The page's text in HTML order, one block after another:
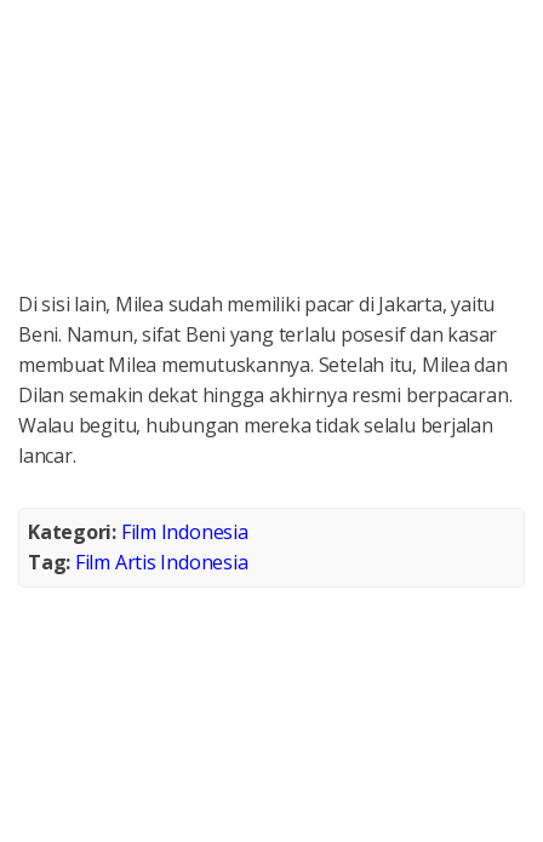
Di sisi lain, Milea sudah memiliki pacar di Jakarta, yaitu
Beni. Namun, sifat Beni yang terlalu posesif dan kasar
membuat Milea memutuskannya. Setelah itu, Milea dan
Dilan semakin dekat hingga akhirnya resmi berpacaran.
Walau begitu, hubungan mereka tidak selalu berjalan
lancar.
Kategori: Film Indonesia
Tag: Film Artis Indonesia